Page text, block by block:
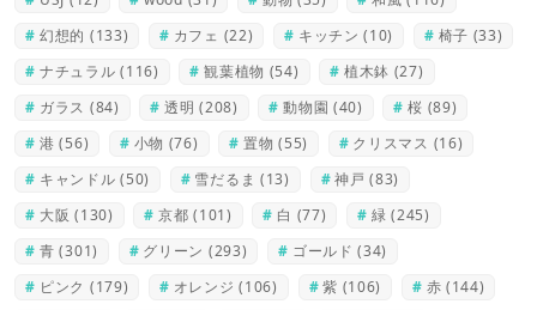
幻想的 (133) カフェ (22) キッチン (10) 椅子 (33)
ナチュラル (116) 観葉植物 (54) 植木鉢 (27)
ガラス (84) 透明 (208) 動物園 (40) 桜 (89)
港 (56) 小物 (76) 置物 (55) クリスマス (16)
キャンドル (50) 雪だるま (13) 神戸 (83)
大阪 (130) 京都 (101) 白 (77) 緑 (245)
青 (301) グリーン (293) ゴールド (34)
ピンク (179) オレンジ (106) 紫 (106) 赤 (144)